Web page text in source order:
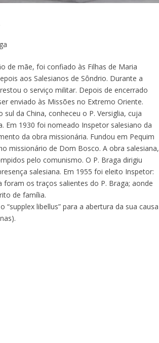
de mãe, foi confiado às Filhas de Maria
aos Salesianos de Sôndrio. Durante a
o serviço militar. Depois de encerrado
enviado às Missões no Extremo Oriente.
sul da China, conheceu o P. Versiglia, cuja
Em 1930 foi nomeado Inspetor salesiano da
da obra missionária. Fundou em Pequim
missionário de Dom Bosco. A obra salesiana,
pelo comunismo. O P. Braga dirigiu
salesiana. Em 1955 foi eleito Inspetor:
os traços salientes do P. Braga; aonde
de família.
libellus” para a abertura da sua causa